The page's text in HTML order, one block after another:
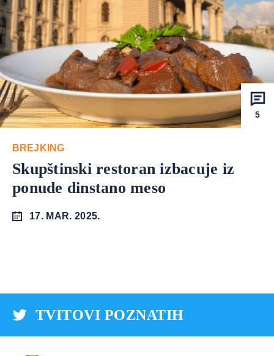
5
BREJKING
Skupštinski restoran izbacuje iz
ponude dinstano meso
17. MAR. 2025.
TVITOVI POZNATIH